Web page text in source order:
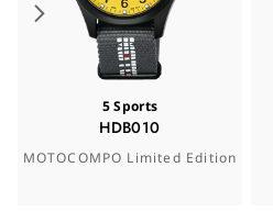
5 Sports
HDB010
MOTOCOMPO Limited Edition